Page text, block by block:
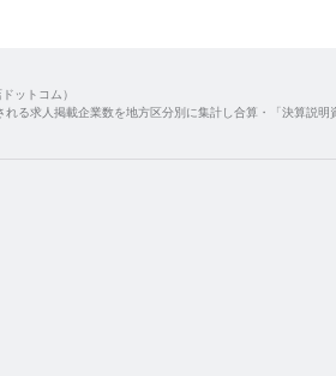
ットコム）
る求人掲載企業数を地方区分別に集計し合算・「決算説